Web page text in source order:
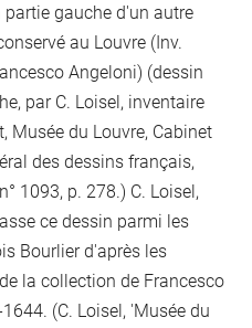
partie gauche d'un autre
au Louvre (Inv.
Angeloni) (dessin
par C. Loisel, inventaire
Musée du Louvre, Cabinet
des dessins français,
1093, p. 278.) C. Loisel,
ce dessin parmi les
Bourlier d'après les
la collection de Francesco
(C. Loisel, 'Musée du